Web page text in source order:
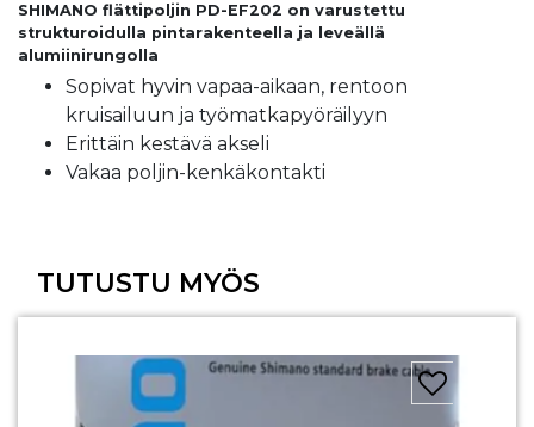
SHIMANO flättipoljin PD-EF202 on varustettu
strukturoidulla pintarakenteella ja leveällä
alumiinirungolla
Sopivat hyvin vapaa-aikaan, rentoon
kruisailuun ja työmatkapyöräilyyn
Erittäin kestävä akseli
Vakaa poljin-kenkäkontakti
TUTUSTU MYÖS